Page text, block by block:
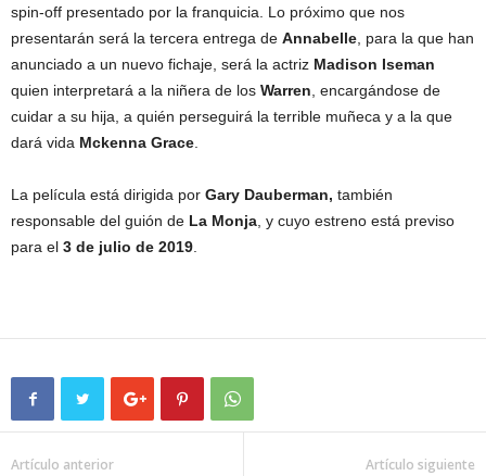
spin-off presentado por la franquicia. Lo próximo que nos
presentarán será la tercera entrega de Annabelle , para la que han
anunciado a un nuevo fichaje, será la actriz Madison Iseman
quien interpretará a la niñera de los Warren , encargándose de
cuidar a su hija, a quién perseguirá la terrible muñeca y a la que
dará vida Mckenna Grace
La película está dirigida por Gary Dauberman, también
responsable del guión de La Monja , y cuyo estreno está previso
para el 3 de julio de 2019
Artículo anterior Artículo siguiente